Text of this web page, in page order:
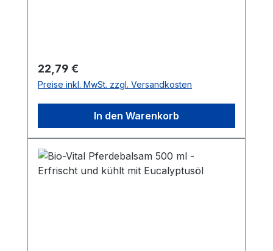
Regulärer Preis:
22,79 €
Preise inkl. MwSt. zzgl. Versandkosten
In den Warenkorb